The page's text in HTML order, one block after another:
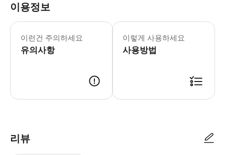
이용정보
이런건 주의하세요
유의사항
이렇게 사용하세요
사용방법
리뷰